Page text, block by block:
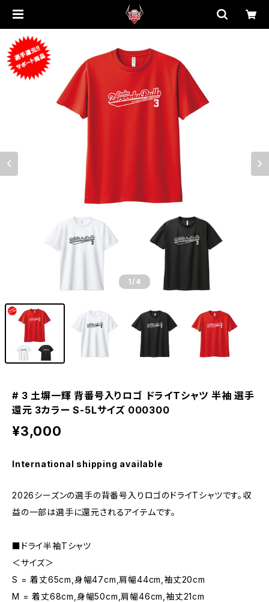
1 /4
# 3 土塀一輝 背番号入りロゴ ドライTシャツ 半袖 選手
還元 3カラー S-5Lサイズ 000300
¥3,000
International shipping available
2026シーズンの選手の背番号入りロゴのドライTシャツです。収
益の一部は選手に還元されるアイテムです。
■ドライ半袖Tシャツ
＜サイズ＞
S = 着丈65cm,身幅47cm,肩幅44cm,袖丈20cm
M = 着丈68cm,身幅50cm,肩幅46cm,袖丈21cm